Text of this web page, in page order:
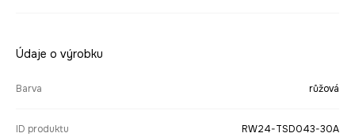
Údaje o výrobku
Barva růžová
ID produktu RW24-TSD043-30A